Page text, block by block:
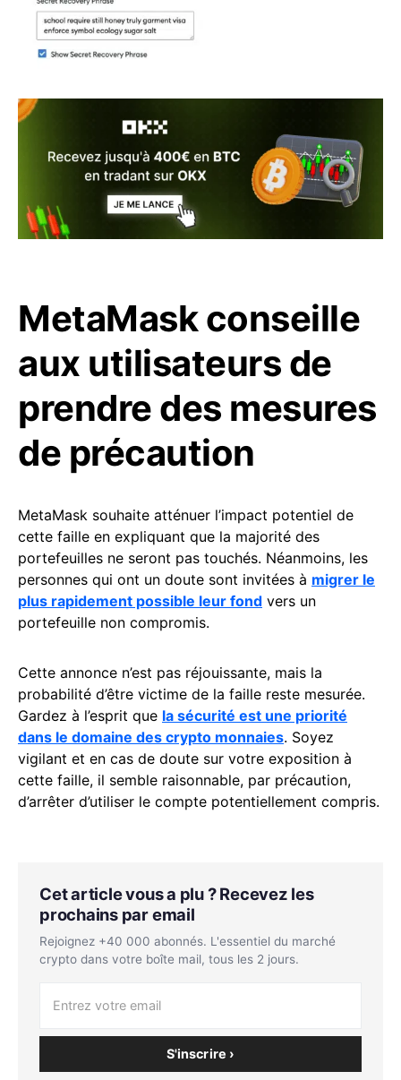
MetaMask conseille
aux utilisateurs de
prendre des mesures
de précaution
MetaMask souhaite atténuer l’impact potentiel de
cette faille en expliquant que la majorité des
portefeuilles ne seront pas touchés. Néanmoins, les
personnes qui ont un doute sont invitées à migrer le
plus rapidement possible leur fond vers un
portefeuille non compromis.
Cette annonce n’est pas réjouissante, mais la
probabilité d’être victime de la faille reste mesurée.
Gardez à l’esprit que la sécurité est une priorité
dans le domaine des crypto monnaies. Soyez
vigilant et en cas de doute sur votre exposition à
cette faille, il semble raisonnable, par précaution,
d’arrêter d’utiliser le compte potentiellement compris.
Cet article vous a plu ? Recevez les
prochains par email
Rejoignez +40 000 abonnés. L'essentiel du marché
crypto dans votre boîte mail, tous les 2 jours.
S'inscrire ›